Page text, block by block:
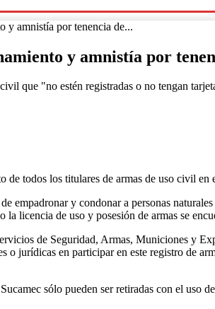
y amnistía por tenencia de...
y amnistía por
que "no estén registradas o no tengan
de todos los titulares de armas de uso civil
y condonar a personas
licencia de uso y posesión de armas se
de Seguridad, Armas, Municiones y
jurídicas en participar en este registro de
sólo pueden ser retiradas con el